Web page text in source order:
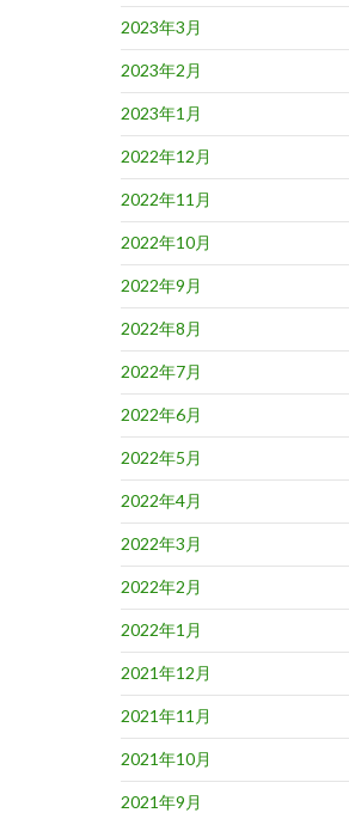
2023年3月
2023年2月
2023年1月
2022年12月
2022年11月
2022年10月
2022年9月
2022年8月
2022年7月
2022年6月
2022年5月
2022年4月
2022年3月
2022年2月
2022年1月
2021年12月
2021年11月
2021年10月
2021年9月